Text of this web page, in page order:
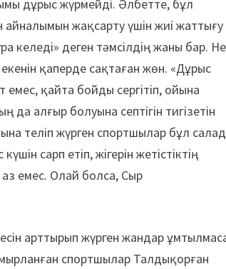
дұрыс жүрмейді. Әлбетте, бұл
жақсарту үшін жиі жаттығу
келеді» деген тәмсілдің жаны бар. Не
қаперде сақтаған жөн. «Дұрыс
қайта бойды сергітіп, ойына
алғыр болуына септігін тигізетін
теліп жүрген спортшылар бұл
сарп етіп, жігерін жетістіктің
емеc. Олай болса, Сыр
арттырып жүрген жандар
спортшылар Талдықорған